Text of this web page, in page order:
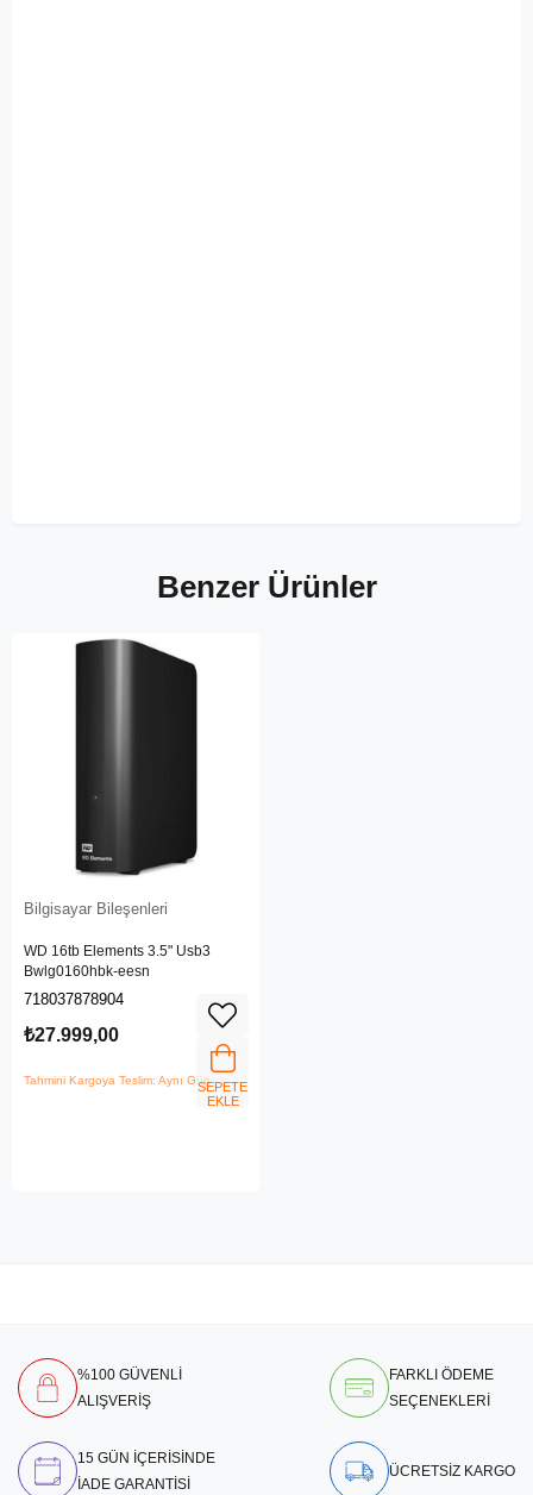
Benzer Ürünler
Bilgisayar Bileşenleri
WD 16tb Elements 3.5" Usb3
Bwlg0160hbk-eesn
718037878904
₺27.999,00
Tahmini Kargoya Teslim: Aynı GünSEPETE
EKLE
%100 GÜVENLİ
ALIŞVERİŞ
FARKLI ÖDEME
SEÇENEKLERİ
15 GÜN İÇERİSİNDE
İADE GARANTİSİ
ÜCRETSİZ KARGO